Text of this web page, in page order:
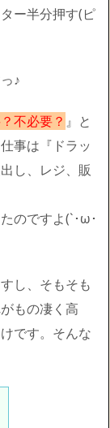
ー半分押す(ピ
♪
不必要？ 』と
事は『ドラッ
し、レジ、販
のですよ(`･ω･
し、そもそも
もの凄く高
です。そんな